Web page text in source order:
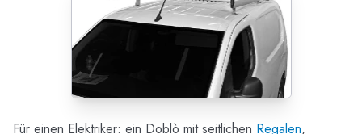
Für einen Elektriker: ein Doblò mit seitlichen Regalen,